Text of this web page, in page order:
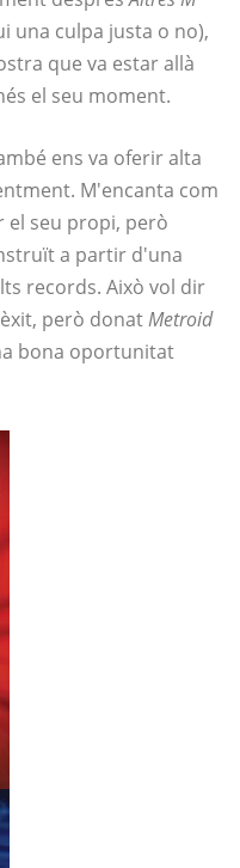
una culpa justa o no),
que va estar allà
el seu moment.
ens va oferir alta
M'encanta com
seu propi, però
a partir d'una
records. Això vol dir
però donatMetroid
bona oportunitat